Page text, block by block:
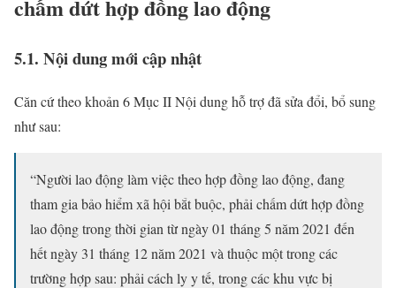
chấm dứt hợp đồng lao động
5.1. Nội dung mới cập nhật
Căn cứ theo khoản 6 Mục II Nội dung hỗ trợ đã sửa đổi, bổ sung
như sau:
“Người lao động làm việc theo hợp đồng lao động, đang
tham gia bảo hiểm xã hội bắt buộc, phải chấm dứt hợp đồng
lao động trong thời gian từ ngày 01 tháng 5 năm 2021 đến
hết ngày 31 tháng 12 năm 2021 và thuộc một trong các
trường hợp sau: phải cách ly y tế, trong các khu vực bị